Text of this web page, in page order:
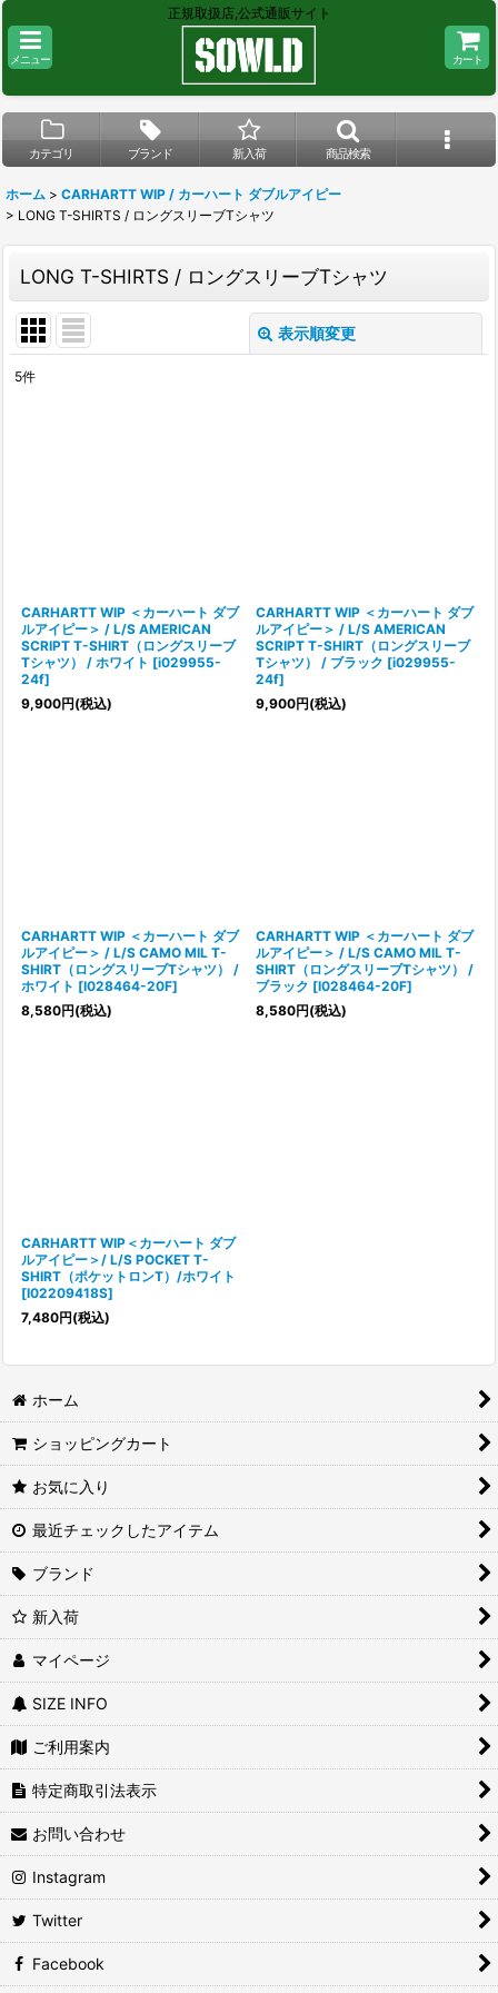
正規取扱店,公式通販サイト
メニュー カート
カテゴリ ブランド 新入荷 商品検索
ホーム > CARHARTT WIP / カーハート ダブルアイピー
> LONG T-SHIRTS / ロングスリーブTシャツ
LONG T-SHIRTS / ロングスリーブTシャツ
表示順変更
5件
CARHARTT WIP ＜カーハート ダブ
ルアイピー＞ / L/S AMERICAN
SCRIPT T-SHIRT（ロングスリーブ
Tシャツ） / ホワイト [i029955-
24f]
9,900円(税込)
CARHARTT WIP ＜カーハート ダブ
ルアイピー＞ / L/S AMERICAN
SCRIPT T-SHIRT（ロングスリーブ
Tシャツ） / ブラック [i029955-
24f]
9,900円(税込)
CARHARTT WIP ＜カーハート ダブ
ルアイピー＞ / L/S CAMO MIL T-
SHIRT（ロングスリーブTシャツ） /
ホワイト [I028464-20F]
8,580円(税込)
CARHARTT WIP ＜カーハート ダブ
ルアイピー＞ / L/S CAMO MIL T-
SHIRT（ロングスリーブTシャツ） /
ブラック [I028464-20F]
8,580円(税込)
CARHARTT WIP＜カーハート ダブ
ルアイピー＞/ L/S POCKET T-
SHIRT（ポケットロンT）/ホワイト
[I02209418S]
7,480円(税込)
ホーム
ショッピングカート
お気に入り
最近チェックしたアイテム
ブランド
新入荷
マイページ
SIZE INFO
ご利用案内
特定商取引法表示
お問い合わせ
Instagram
Twitter
Facebook